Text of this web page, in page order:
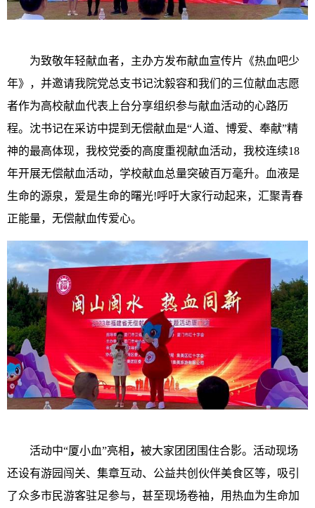
为致敬年轻献血者，主办方发布献血宣传片《热血吧少
年》，并邀请我院党总支书记沈毅容和我们的三位献血志愿
者作为高校献血代表上台分享组织参与献血活动的心路历
程。沈书记在采访中提到无偿献血是“人道、博爱、奉献”精
神的最高体现，我校党委的高度重视献血活动，我校连续18
年开展无偿献血活动，学校献血总量突破百万毫升。血液是
生命的源泉，爱是生命的曙光!呼吁大家行动起来，汇聚青春
正能量，无偿献血传爱心。
活动中“厦小血”亮相 ， 被大家团团围住合影。活动现场
还设有游园闯关、集章互动、公益共创伙伴美食区等，吸引
了众多市民游客驻足参与，甚至现场卷袖，用热血为生命加